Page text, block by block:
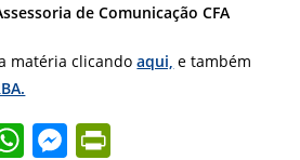
de Comunicação CFA
matéria clicandoaqui, e também
W M